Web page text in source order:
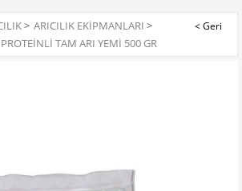
> ARICILIK EKIPMANLARI >
TAM ARI YEMI 500 GR